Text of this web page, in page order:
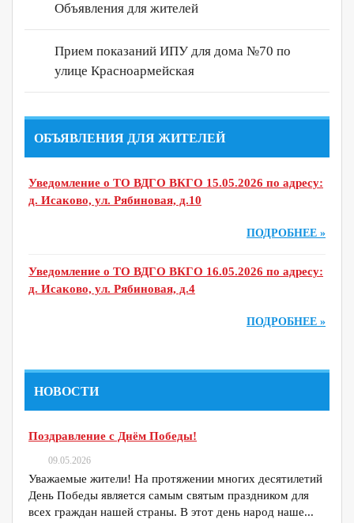
Объявления для жителей
Прием показаний ИПУ для дома №70 по
улице Красноармейская
ОБЪЯВЛЕНИЯ ДЛЯ ЖИТЕЛЕЙ
Уведомление о ТО ВДГО ВКГО 15.05.2026 по адресу:
д. Исаково, ул. Рябиновая, д.10
ПОДРОБНЕЕ »
Уведомление о ТО ВДГО ВКГО 16.05.2026 по адресу:
д. Исаково, ул. Рябиновая, д.4
ПОДРОБНЕЕ »
НОВОСТИ
Поздравление с Днём Победы!
09.05.2026
Уважаемые жители! На протяжении многих десятилетий
День Победы является самым святым праздником для
всех граждан нашей страны. В этот день народ наше...